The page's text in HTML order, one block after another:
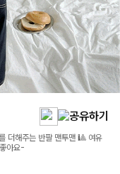
더해주는 반팔 맨투맨 🎱 여유
아요-